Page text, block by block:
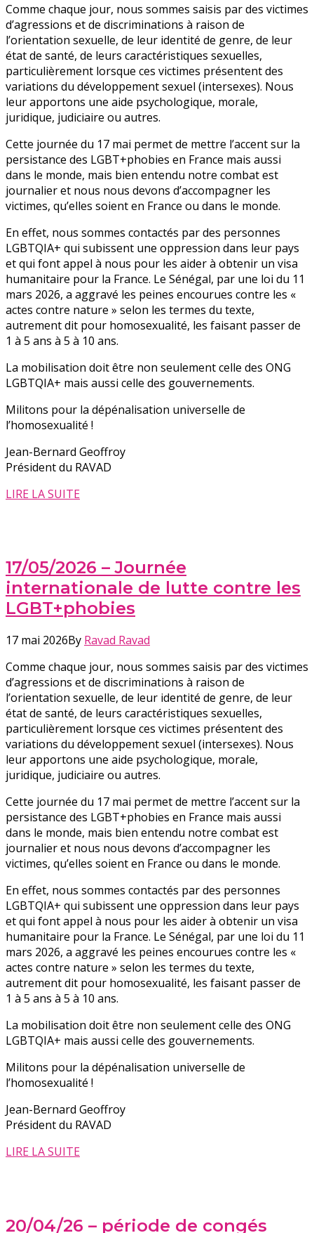
Comme chaque jour, nous sommes saisis par des victimes
d’agressions et de discriminations à raison de
l’orientation sexuelle, de leur identité de genre, de leur
état de santé, de leurs caractéristiques sexuelles,
particulièrement lorsque ces victimes présentent des
variations du développement sexuel (intersexes). Nous
leur apportons une aide psychologique, morale,
juridique, judiciaire ou autres.
Cette journée du 17 mai permet de mettre l’accent sur la
persistance des LGBT+phobies en France mais aussi
dans le monde, mais bien entendu notre combat est
journalier et nous nous devons d’accompagner les
victimes, qu’elles soient en France ou dans le monde.
En effet, nous sommes contactés par des personnes
LGBTQIA+ qui subissent une oppression dans leur pays
et qui font appel à nous pour les aider à obtenir un visa
humanitaire pour la France. Le Sénégal, par une loi du 11
mars 2026, a aggravé les peines encourues contre les «
actes contre nature » selon les termes du texte,
autrement dit pour homosexualité, les faisant passer de
1 à 5 ans à 5 à 10 ans.
La mobilisation doit être non seulement celle des ONG
LGBTQIA+ mais aussi celle des gouvernements.
Militons pour la dépénalisation universelle de
l’homosexualité !
Jean-Bernard Geoffroy
Président du RAVAD
LIRE LA SUITE
17/05/2026 – Journée
internationale de lutte contre les
LGBT+phobies
17 mai 2026By Ravad Ravad
Comme chaque jour, nous sommes saisis par des victimes
d’agressions et de discriminations à raison de
l’orientation sexuelle, de leur identité de genre, de leur
état de santé, de leurs caractéristiques sexuelles,
particulièrement lorsque ces victimes présentent des
variations du développement sexuel (intersexes). Nous
leur apportons une aide psychologique, morale,
juridique, judiciaire ou autres.
Cette journée du 17 mai permet de mettre l’accent sur la
persistance des LGBT+phobies en France mais aussi
dans le monde, mais bien entendu notre combat est
journalier et nous nous devons d’accompagner les
victimes, qu’elles soient en France ou dans le monde.
En effet, nous sommes contactés par des personnes
LGBTQIA+ qui subissent une oppression dans leur pays
et qui font appel à nous pour les aider à obtenir un visa
humanitaire pour la France. Le Sénégal, par une loi du 11
mars 2026, a aggravé les peines encourues contre les «
actes contre nature » selon les termes du texte,
autrement dit pour homosexualité, les faisant passer de
1 à 5 ans à 5 à 10 ans.
La mobilisation doit être non seulement celle des ONG
LGBTQIA+ mais aussi celle des gouvernements.
Militons pour la dépénalisation universelle de
l’homosexualité !
Jean-Bernard Geoffroy
Président du RAVAD
LIRE LA SUITE
20/04/26 – période de congés